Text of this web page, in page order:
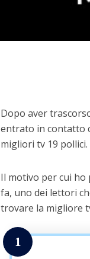
Dopo aver
entrato in contatto
migliori tv 19 pollici.
Il motivo per cui
fa, uno dei lettori
trovare la migliore
1